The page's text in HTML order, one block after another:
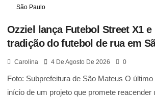
São Paulo
Ozziel lança Futebol Street X1 e
tradição do futebol de rua em
Carolina 4 De Agosto De 2026 0
Foto: Subprefeitura de São Mateus O
início de um projeto que promete reacender